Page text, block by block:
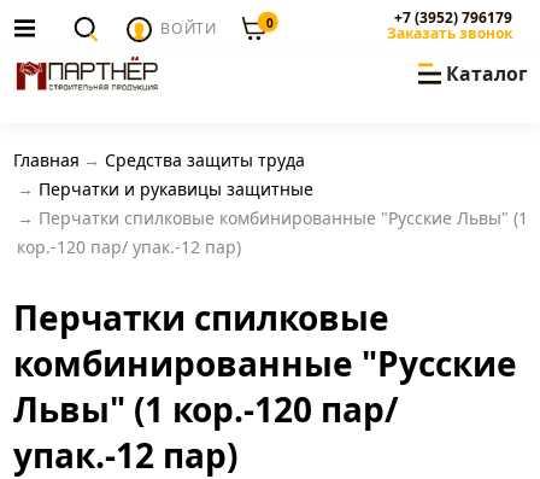
ВОЙТИ 0 +7 (3952) 796179
Заказать звонок
Каталог
Главная
Средства защиты труда
Перчатки и рукавицы защитные
Перчатки спилковые комбинированные "Русские Львы" (1
кор.-120 пар/ упак.-12 пар)
Перчатки спилковые
комбинированные "Русские
Львы" (1 кор.-120 пар/
упак.-12 пар)